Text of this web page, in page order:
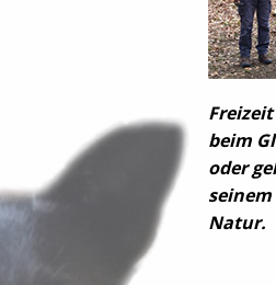
beim
oder
Natur.